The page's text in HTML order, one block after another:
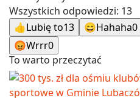
Wszystkich odpowiedzi: 13
👍Lubię to13 😄Hahaha0
😡Wrrr0
To warto przeczytać